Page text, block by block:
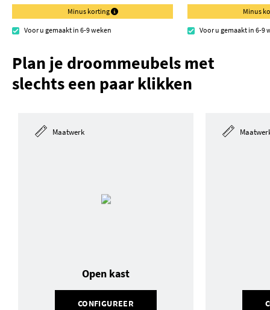
Minus korting
Voor u gemaakt in 6-9 weken
Minus
Voor u gemaakt in 6-9
Plan je droommeubels met
slechts een paar klikken
Maatwerk
CONFIGUREER
Open kast